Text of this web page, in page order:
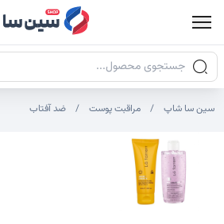
جستجوی محصولات
سین سا شاپ مراقبت پوست ضد آفتاب
تصاویر محصول
تصویر شاخص محصول
سایر تصاویر محصول - تصاویر بندانگشتی